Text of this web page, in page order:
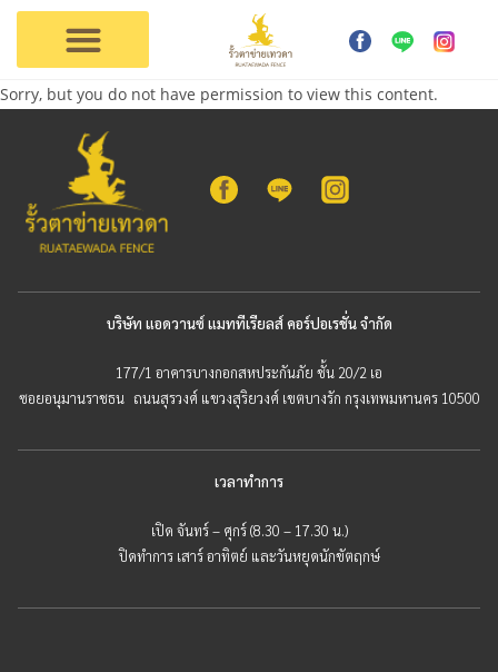
Sorry, but you do not have permission to view this content.
บริษัท แอดวานซ์ แมททีเรียลส์ คอร์ปอเรชั่น จำกัด
177/1 อาคารบางกอกสหประกันภัย ชั้น 20/2 เอ
ซอยอนุมานราชธน ถนนสุรวงศ์ แขวงสุริยวงศ์ เขตบางรัก กรุงเทพมหานคร 10500
เวลาทำการ
เปิด จันทร์ – ศุกร์ (8.30 – 17.30 น.)
ปิดทำการ เสาร์ อาทิตย์ และวันหยุดนักขัตฤกษ์